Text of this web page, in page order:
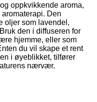
oppkvikkende aroma,
Den
oljer som lavendel,
den i diffuseren for
hjemme, eller som
du vil skape et rent
i øyeblikket, tilfører
nærvær.